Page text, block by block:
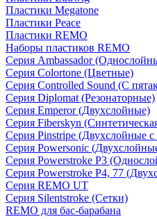
Пластики Megatone
Пластики Peace
Пластики REMO
Наборы пластиков REMO
Серия Ambassador
Серия Colortone (Цветные)
Серия Controlled Sound (С
Серия Diplomat (Резонаторные)
Серия Emperor (Двухслойные)
Серия Fiberskyn
Серия Pinstripe (Двухслойные с
Серия Powersonic
Серия Powerstroke P3
Серия Powerstroke P4, 77
Серия REMO UT
Серия Silentstroke (Сетки)
REMO для бас-барабана